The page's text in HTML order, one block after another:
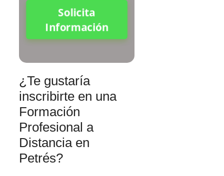
Solicita
Información
¿Te gustaría
inscribirte en una
Formación
Profesional a
Distancia en
Petrés?